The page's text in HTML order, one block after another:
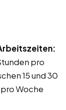
pro
15 und 30
Woche